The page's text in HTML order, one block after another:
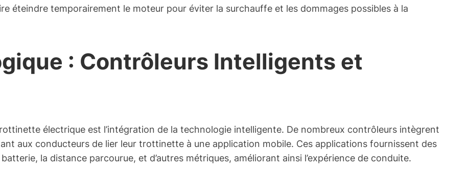
éteindre temporairement le moteur pour éviter la surchauffe et les dommages possibles à la
: Contrôleurs Intelligents et
électrique est l’intégration de la technologie intelligente. De nombreux contrôleurs intègrent
aux conducteurs de lier leur trottinette à une application mobile. Ces applications fournissent des
la distance parcourue, et d’autres métriques, améliorant ainsi l’expérience de conduite.